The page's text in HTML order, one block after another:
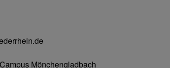
Mönchengladbach